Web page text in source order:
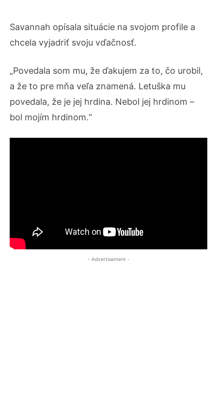
Savannah opísala situácie na svojom profile a
chcela vyjadriť svoju vďačnosť.
„Povedala som mu, že ďakujem za to, čo urobil,
a že to pre mňa veľa znamená. Letuška mu
povedala, že je jej hrdina. Nebol jej hrdinom –
bol mojím hrdinom.“
- Advertisement -